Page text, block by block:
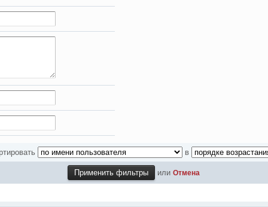
так я за )))))
можно хоть какие то новости послушать!
работает?
в
илиОтмена